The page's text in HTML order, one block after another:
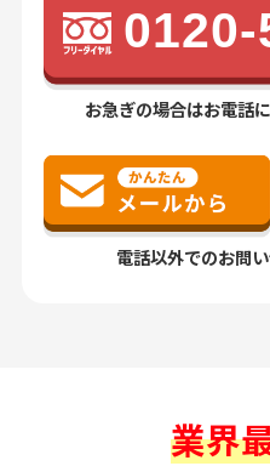
お急ぎの場合はお電話
電話以外でのお問
業界